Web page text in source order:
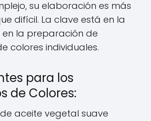
su elaboración es más
difícil. La clave está en la
la preparación de
colores individuales.
para los
de Colores:
aceite vegetal suave